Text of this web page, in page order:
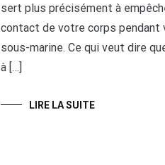
sert plus précisément à
contact de votre corps pendant
sous-marine. Ce qui veut dire
à […]
LIRE LA SUITE